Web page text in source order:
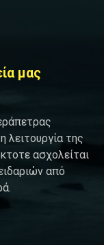
μας
λειτουργία της
ασχολείται
από